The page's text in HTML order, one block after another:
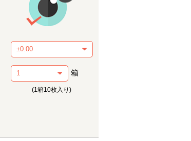
箱
(1箱10枚入り)